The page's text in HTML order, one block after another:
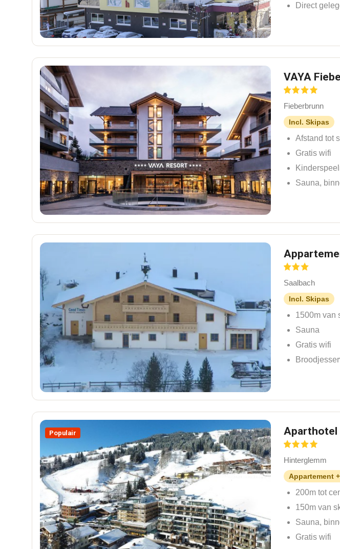
Direct
VAYA
Fieberbrunn
Incl. Skipas
Afstand tot
Gratis wifi
Sauna,
Saalbach
Incl. Skipas
1500m van
Sauna
Gratis wifi
Populair Aparthotel
Hinterglemm
Appartement
200m tot
150m van
Sauna,
Gratis wifi